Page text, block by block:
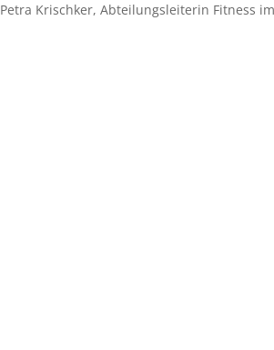
Petra Krischker, Abteilungsleiterin Fitness